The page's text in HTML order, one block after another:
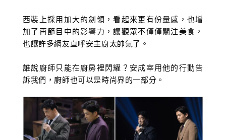
西裝上採用加大的劍領，看起來更有份量感，也增
加了再節目中的影響力，讓觀眾不僅僅關注美食，
也讓許多網友直呼安主廚太帥氣了。
誰說廚師只能在廚房裡閃耀？安成宰用他的行動告
訴我們，廚師也可以是時尚界的一部分。